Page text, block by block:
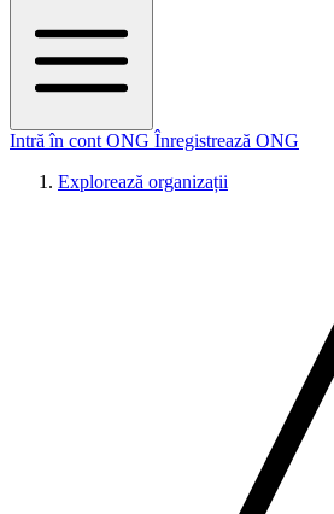
Intră în cont ONG Înregistrează ONG
Explorează organizații